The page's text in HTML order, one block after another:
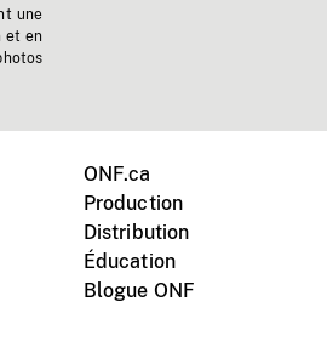
une
et en
ONF.ca
Production
Distribution
Éducation
Blogue ONF